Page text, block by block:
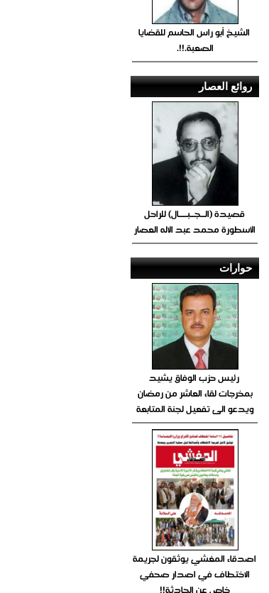
الشيخ أبو راس الحاسم للقضايا
الصعبة.!!.
روائع العصار
قصيدة (الــجــبــــال) للراحل
الأسطورة محمد عبد الاله العصار
حوارات
رئيس حزب الوفاق يشيد
بمخرجات لقاء العاشر من رمضان
ويدعو الى تفعيل لجنة المتابعة
اصدقاء المغشي يوثقون لجريمة
الاختطاف في اصدار صحفي
خاص عن الحادثة!!